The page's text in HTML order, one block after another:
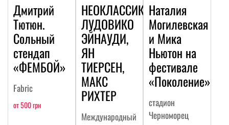
Дмитрий
Тютюн.
Сольный
стендап
«ФЕМБОЙ»
Fabric
от 500 грн
НЕОКЛАССИКА:
ЛУДОВИКО
ЭЙНАУДИ,
ЯН
ТИЕРСЕН,
МАКС
РИХТЕР
Международный
Наталия
Могилевская
и Мика
Ньютон на
фестивале
«Поколение»
стадион
Черноморец